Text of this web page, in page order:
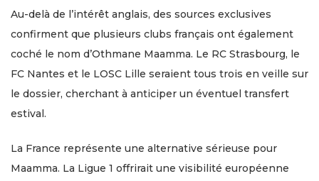
Au-delà de l’intérêt anglais, des sources exclusives
confirment que plusieurs clubs français ont également
coché le nom d’Othmane Maamma. Le RC Strasbourg, le
FC Nantes et le LOSC Lille seraient tous trois en veille sur
le dossier, cherchant à anticiper un éventuel transfert
estival.
La France représente une alternative sérieuse pour
Maamma. La Ligue 1 offrirait une visibilité européenne